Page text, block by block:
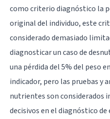
como criterio diagnóstico la
original del individuo, este
considerado demasiado
diagnosticar un caso de
una pérdida del 5% del peso
indicador, pero las pruebas y
nutrientes son considerados
decisivos en el diagnóstico